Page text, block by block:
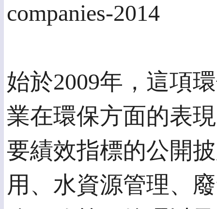
companies-2014
始於2009年，這項
業在環保方面的表
要績效指標的公開
用、水資源管理、